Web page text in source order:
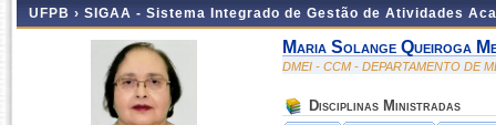
UFPB › SIGAA - Sistema Integrado de Gestão de Atividades
Maria Solange Queiroga
DMEI - CCM - DEPARTAMENTO DE
Disciplinas Ministradas